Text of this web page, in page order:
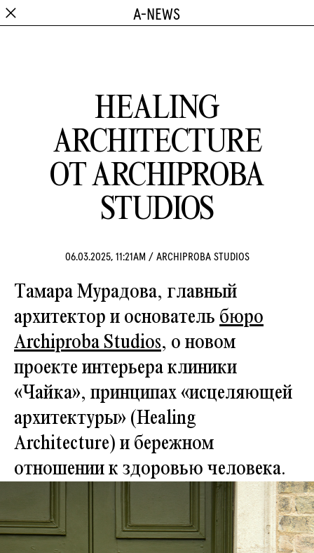
A-NEWS
HEALING
ARCHITECTURE
ОТ ARCHIPROBA
STUDIOS
06.03.2025, 11:21AM / ARCHIPROBA STUDIOS
Тамара Мурадова, главный
архитектор и основатель бюро
Archiproba Studios, о новом
проекте интерьера клиники
«Чайка», принципах «исцеляющей
архитектуры» (Healing
Architecture) и бережном
отношении к здоровью человека.